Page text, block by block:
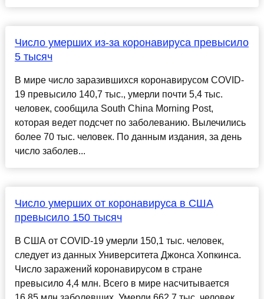
Число умерших из-за коронавируса превысило
5 тысяч
В мире число заразившихся коронавирусом COVID-
19 превысило 140,7 тыс., умерли почти 5,4 тыс.
человек, сообщила South China Morning Post,
которая ведет подсчет по заболеванию. Вылечились
более 70 тыс. человек. По данным издания, за день
число заболев...
Число умерших от коронавируса в США
превысило 150 тысяч
В США от COVID-19 умерли 150,1 тыс. человек,
следует из данных Университета Джонса Хопкинса.
Число заражений коронавирусом в стране
превысило 4,4 млн. Всего в мире насчитывается